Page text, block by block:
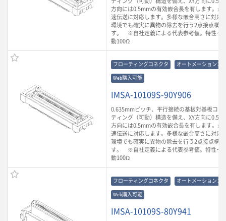
方向には0.5mmの有効嵌合長を有します。
速伝送に対応します。多様な嵌合高さに対応
環境でも確実に異物の除去を行う2点接点構
す。 ※自社定義による代表参考値。特性イ
動100Ω
フローティングコネクタ オートメーションコ
Web購入可能
IMSA-10109S-90Y906
0.635mmピッチ、平行接続の基板対基板コネ
ティング（可動）構造を備え、XY方向に
方向には0.5mmの有効嵌合長を有します。
速伝送に対応します。多様な嵌合高さに対応
環境でも確実に異物の除去を行う2点接点構
す。 ※自社定義による代表参考値。特性イ
動100Ω
フローティングコネクタ オートメーションコ
Web購入可能
IMSA-10109S-80Y941